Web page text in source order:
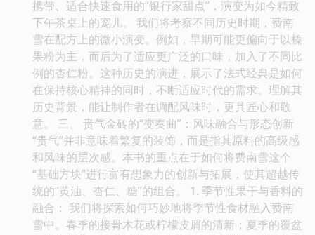
携带、适合快速食用的“银行家甜点”，演变为如今精致
下午茶桌上的宠儿。 我们将考察不同历史时期，费南
雪在配方上的微小演变。例如，早期可能更偏向于以榛
果粉为主，而后为了适应更广泛的口味，加入了不同比
例的杏仁粉。这种历史的演进，展示了法式经典是如何
在保持核心精神的同时，不断适应时代的需求。理解其
历史背景，能让制作者在调配风味时，更具匠心和敬
意。 三、 贵气金砖的“变奏曲”：风味融合与形态创新
“贵气”并非意味着繁复的装饰，而是指其原料的高级感
和风味的层次感。本书的重点在于如何将费南雪这个
“基础方块”进行富有想象力的创新与拓展，使其超越传
统的“黄油、杏仁、糖”的组合。 1. 季节性果干与香料的
融合： 我们将探索如何巧妙地将季节性食材融入费南
雪中。春季的接骨木花或柠檬皮屑的清新；夏季的覆盆